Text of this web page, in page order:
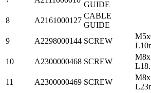
GUIDE
8 A2161000127
CABLE
GUIDE
9 A2298000144 SCREW
10 A2300000468 SCREW
11 A2300000469 SCREW